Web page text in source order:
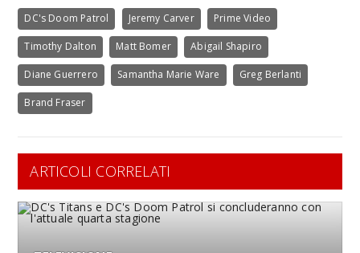
DC's Doom Patrol Jeremy Carver Prime Video
Timothy Dalton Matt Bomer Abigail Shapiro
Diane Guerrero Samantha Marie Ware Greg Berlanti
Brand Fraser
ARTICOLI CORRELATI